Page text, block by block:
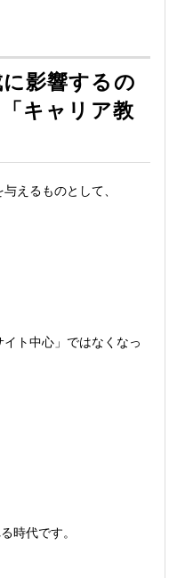
影響するの
キャリア教
えるものとして、
ト中心」ではなくなっ
時代です。